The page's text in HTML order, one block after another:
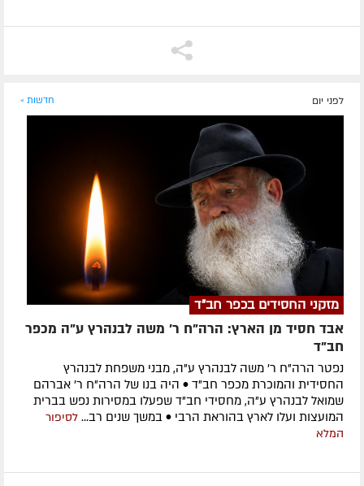
לפני יום חדשות »
מזקני החסידים בכפר חב"ד
אבד חסיד מן הארץ: הרה"ח ר' משה לבנהרץ ע"ה מכפר
חב"ד
נפטר הרה"ח ר' משה לבנהרץ ע"ה, מבני משפחת לבנהרץ
החסידית והמוכרת מכפר חב"ד • היה בנו של הרה"ח ר' אברהם
שמואל לבנהרץ ע"ה, מחסידי חב"ד שפעלו במסירות נפש בברית
המועצות ועלו לארץ בהוראת הרבי • במשך שנים רב... לסיפור
המלא